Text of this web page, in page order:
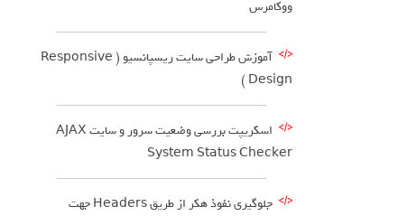
ووکامرس
آموزش طراحی سایت ریسپانسیو ( Responsive
Design )
اسکریپت بررسی وضعیت سرور و سایت AJAX
System Status Checker
جلوگیری نفوذ هکر از طریق Headers جهت